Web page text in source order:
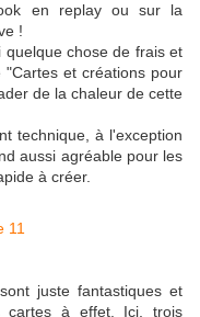
en replay ou sur la
!
quelque chose de frais et
et créations pour
de la chaleur de cette
technique, à l'exception
aussi agréable pour les
à créer.
juste fantastiques et
cartes à effet. Ici, trois